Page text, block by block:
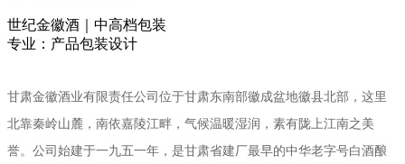
世纪金徽酒｜中高档包装
专业：产品包装设计
甘肃金徽酒业有限责任公司位于甘肃东南部徽成盆地徽县北部，这里
北靠秦岭山麓，南依嘉陵江畔，气候温暖湿润，素有陇上江南之美
誉。公司始建于一九五一年，是甘肃省建厂最早的中华老字号白酒酿